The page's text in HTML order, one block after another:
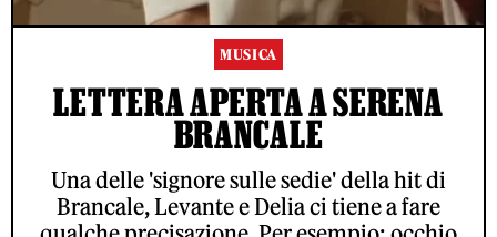
MUSICA
LETTERA APERTA A SERENA
BRANCALE
Una delle 'signore sulle sedie' della hit di
Brancale, Levante e Delia ci tiene a fare